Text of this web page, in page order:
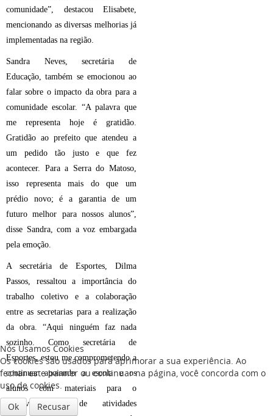
comunidade”, destacou Elisabete,
mencionando as diversas melhorias já
implementadas na região.
Sandra Neves, secretária de
Educação, também se emocionou ao
falar sobre o impacto da obra para a
comunidade escolar. “A palavra que
me representa hoje é gratidão.
Gratidão ao prefeito que atendeu a
um pedido tão justo e que fez
acontecer. Para a Serra do Matoso,
isso representa mais do que um
prédio novo; é a garantia de um
futuro melhor para nossos alunos”,
disse Sandra, com a voz embargada
pela emoção.
A secretária de Esportes, Dilma
Passos, ressaltou a importância do
trabalho coletivo e a colaboração
entre as secretarias para a realização
da obra. “Aqui ninguém faz nada
sozinho. Como secretária de
Esportes, estou me comprometendo a
continuar apoiando a escola e os
alunos com materiais para o
desenvolvimento de atividades
Nós Usamos Cookies
Os cookies são usados para aprimorar a sua experiência. Ao
fechar este banner ou continuar na página, você concorda com o
uso de cookies.
Ok
Recusar